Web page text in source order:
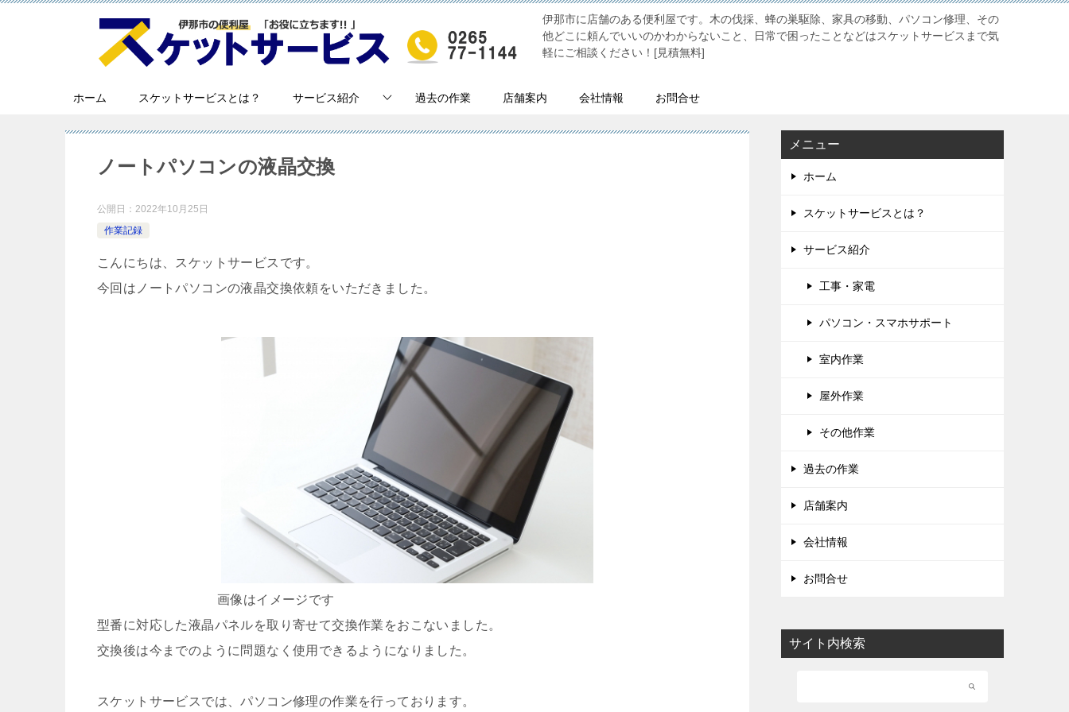
伊那市に店舗のある便利屋です。木の伐採、蜂の巣駆除、家具の移動、パソコン修理、その
他どこに頼んでいいのかわからないこと、日常で困ったことなどはスケットサービスまで気
軽にご相談ください！[見積無料]
ホーム スケットサービスとは？ サービス紹介 過去の作業 店舗案内 会社情報 お問合せ
ノートパソコンの液晶交換
公開日： 2022年10月25日
作業記録
こんにちは、スケットサービスです。
今回はノートパソコンの液晶交換依頼をいただきました。
画像はイメージです
型番に対応した液晶パネルを取り寄せて交換作業をおこないました。
交換後は今までのように問題なく使用できるようになりました。
スケットサービスでは、パソコン修理の作業を行っております。
メニュー
ホーム
スケットサービスとは？
サービス紹介
工事・家電
パソコン・スマホサポート
室内作業
屋外作業
その他作業
過去の作業
店舗案内
会社情報
お問合せ
サイト内検索